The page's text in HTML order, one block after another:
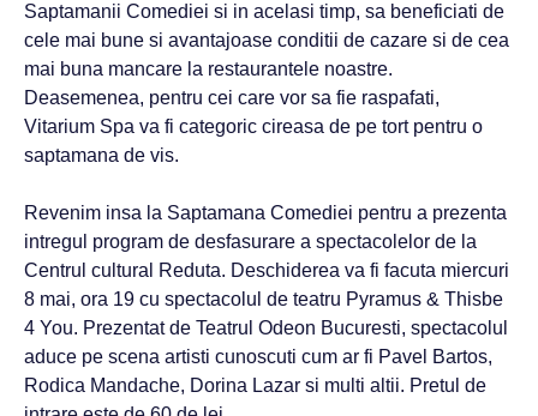
Saptamanii Comediei si in acelasi timp, sa beneficiati de
cele mai bune si avantajoase conditii de cazare si de cea
mai buna mancare la restaurantele noastre.
Deasemenea, pentru cei care vor sa fie raspafati,
Vitarium Spa va fi categoric cireasa de pe tort pentru o
saptamana de vis.
Revenim insa la Saptamana Comediei pentru a prezenta
intregul program de desfasurare a spectacolelor de la
Centrul cultural Reduta. Deschiderea va fi facuta miercuri
8 mai, ora 19 cu spectacolul de teatru Pyramus & Thisbe
4 You. Prezentat de Teatrul Odeon Bucuresti, spectacolul
aduce pe scena artisti cunoscuti cum ar fi Pavel Bartos,
Rodica Mandache, Dorina Lazar si multi altii. Pretul de